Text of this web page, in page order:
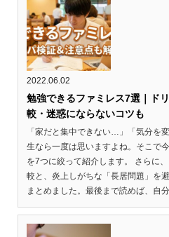
2022.06.02
勉強できるファミレス7選｜ド
較・迷惑にならないコツも
「家だと集中できない…」「気分
生なら一度は思いますよね。そこで
を7つに絞って紹介します。 さらに
較と、炎上しがちな「長居問題」を
まとめました。最後まで読めば、自分